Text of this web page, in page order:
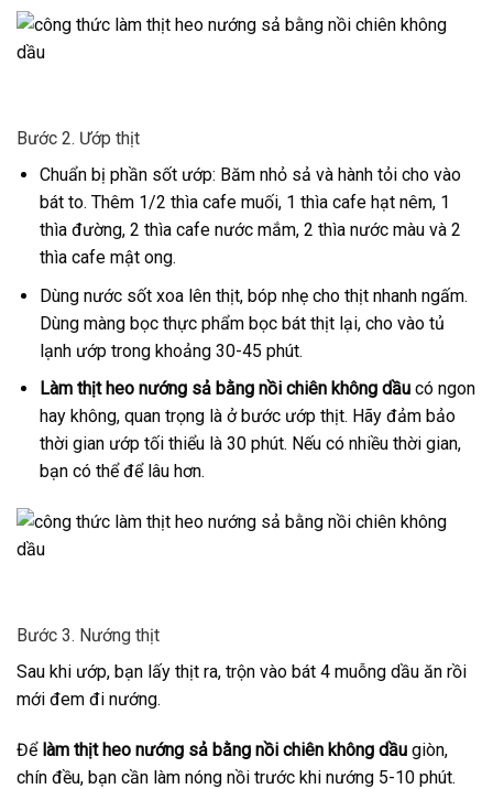
Bước 2. Ướp thịt
Chuẩn bị phần sốt ướp: Băm nhỏ sả và hành tỏi cho vào
bát to. Thêm 1/2 thìa cafe muối, 1 thìa cafe hạt nêm, 1
thìa đường, 2 thìa cafe nước mắm, 2 thìa nước màu và 2
thìa cafe mật ong.
Dùng nước sốt xoa lên thịt, bóp nhẹ cho thịt nhanh ngấm.
Dùng màng bọc thực phẩm bọc bát thịt lại, cho vào tủ
lạnh ướp trong khoảng 30-45 phút.
Làm thịt heo nướng sả bằng nồi chiên không dầucó ngon
hay không, quan trọng là ở bước ướp thịt. Hãy đảm bảo
thời gian ướp tối thiểu là 30 phút. Nếu có nhiều thời gian,
bạn có thể để lâu hơn.
Bước 3. Nướng thịt
Sau khi ướp, bạn lấy thịt ra, trộn vào bát 4 muỗng dầu ăn rồi
mới đem đi nướng.
Đểlàm thịt heo nướng sả bằng nồi chiên không dầu giòn,
chín đều, bạn cần làm nóng nồi trước khi nướng 5-10 phút.